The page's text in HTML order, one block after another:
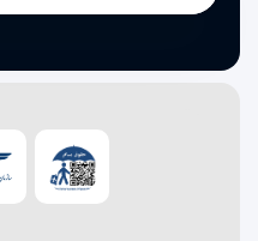
طبیعی و بوی نان تازه باعث
بوفه باز و
پنیر محلی، تخم‌مرغ،
نوشیدنی‌های گرم مانند چای